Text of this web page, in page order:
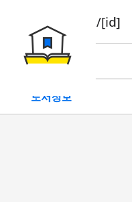
book/rent/[id]
대여
도서정보